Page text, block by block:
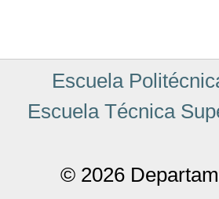
Escuela
Escuela Técnica
© 2026